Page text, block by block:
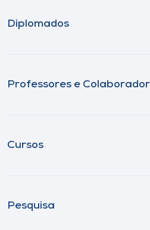
Diplomados
Professores e
Cursos
Pesquisa